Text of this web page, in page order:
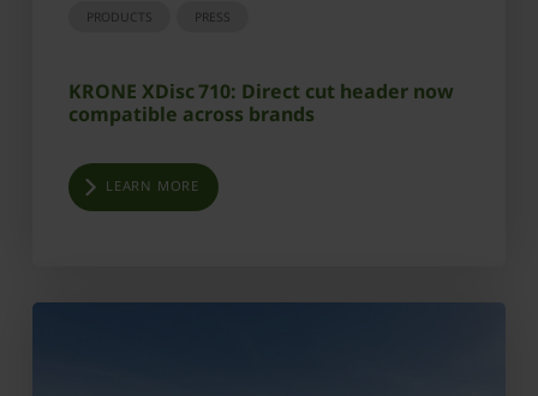
PRODUCTS PRESS
KRONE XDisc 710: Direct cut header now
compatible across brands
LEARN MORE